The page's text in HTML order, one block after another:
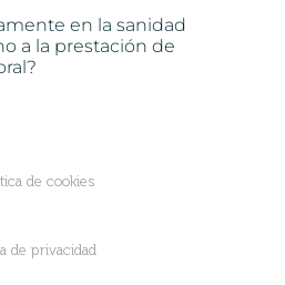
en la sanidad
a la prestación de
de cookies
de privacidad